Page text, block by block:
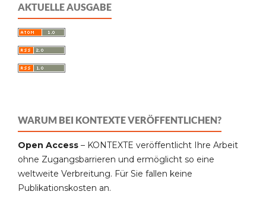
AKTUELLE AUSGABE
WARUM BEI KONTEXTE VERÖFFENTLICHEN?
Open Access – KONTEXTE veröffentlicht Ihre Arbeit
ohne Zugangsbarrieren und ermöglicht so eine
weltweite Verbreitung. Für Sie fallen keine
Publikationskosten an.